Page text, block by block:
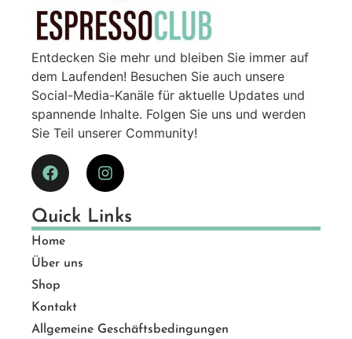
Entdecken Sie mehr und bleiben Sie immer auf
dem Laufenden! Besuchen Sie auch unsere
Social-Media-Kanäle für aktuelle Updates und
spannende Inhalte. Folgen Sie uns und werden
Sie Teil unserer Community!
Quick Links
Home
Über uns
Shop
Kontakt
Allgemeine Geschäftsbedingungen